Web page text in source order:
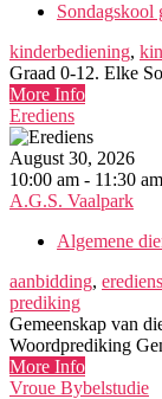
Sondagskool
kinderbediening,
Graad 0-12. Elke
More Info
Erediens
August 30, 2026
10:00 am - 11:30 am
A.G.S. Vaalpark
Algemene
aanbidding, erediens
prediking
Gemeenskap van
Woordprediking
More Info
Vroue Bybelstudie